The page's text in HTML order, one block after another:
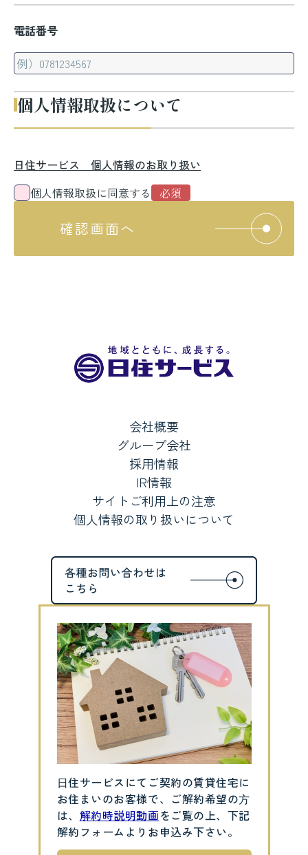
電話番号
個人情報取扱について
日住サービス 個人情報のお取り扱い
個人情報取扱に同意する
確認画面へ
会社概要
グループ会社
採用情報
IR情報
サイトご利用上の注意
個人情報の取り扱いについて
⽇住サービスにてご契約の賃貸住宅に
お住まいのお客様で、ご解約希望の⽅
は、 解約時説明動画をご覧の上、下記
解約フォームよりお申込み下さい。